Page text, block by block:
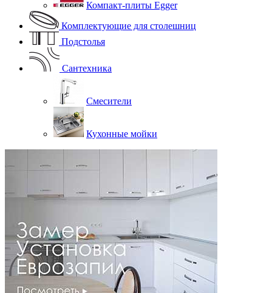
Компакт-плиты Egger
Комплектующие для столешниц
Подстолья
Сантехника
Смесители
Кухонные мойки